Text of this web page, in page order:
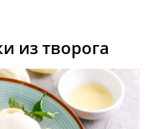
из творога